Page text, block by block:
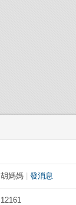
胡媽媽 發消息
12161